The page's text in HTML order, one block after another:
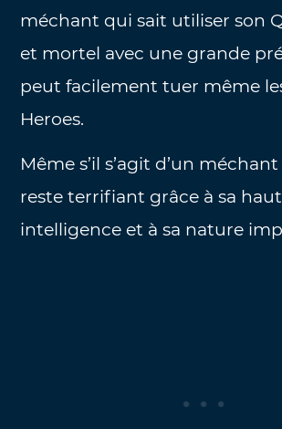
méchant qui sait utiliser son
et mortel avec une grande
peut facilement tuer même
Heroes.
Même s’il s’agit d’un
reste terrifiant grâce à sa
intelligence et à sa nature